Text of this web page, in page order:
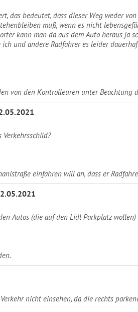
bedeutet, dass dieser Weg weder
muß, wenn es nicht
kann man da aus dem Auto heraus ja
und andere Radfahrer es leider
von den Kontrolleuren unter Beachtung
einfahren will an, dass er
Autos (die auf den Lidl Parkplatz wollen)
nicht einsehen, da die rechts